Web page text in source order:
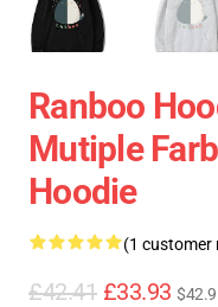
Ranboo
Mutiple
Hoodie
(1 customer
£42.41 £33.93